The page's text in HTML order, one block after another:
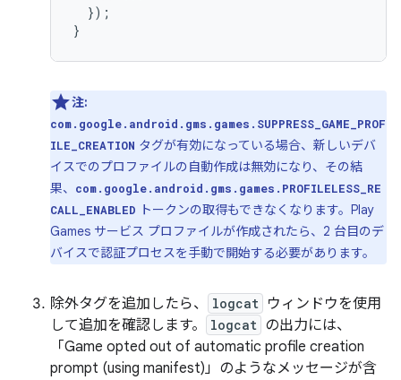
});
}
注:
com.google.android.gms.games.SUPPRESS_GAME_PROF
ILE_CREATION タグが有効になっている場合、新しいデバ
イスでのプロファイルの自動作成は無効になり、その結
果、
com.google.android.gms.games.PROFILELESS_RE
CALL_ENABLED トークンの取得もできなくなります。Play
Games サービス プロファイルが作成されたら、2 台目のデ
バイスで認証プロセスを手動で開始する必要があります。
除外タグを追加したら、 logcat ウィンドウを使用
して追加を確認します。
logcat の出力には、
「Game opted out of automatic profile creation
prompt (using manifest)」のようなメッセージが含